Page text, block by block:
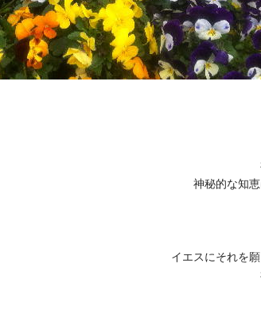
神秘的な知
イエスにそれを